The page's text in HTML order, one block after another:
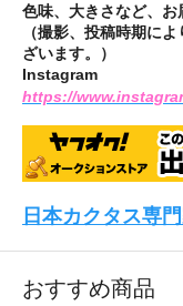
色味、大きさなど、お
（撮影、投稿時期に
ざいます。）
Instagram
https://
日本カクタス専
おすすめ商品